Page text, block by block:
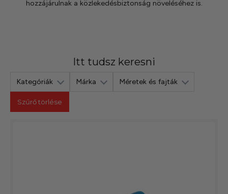
hozzájárulnak a közlekedésbiztonság növeléséhez is.
Itt tudsz keresni
Kategóriák Márka Méretek és fajták
Szűrő törlése